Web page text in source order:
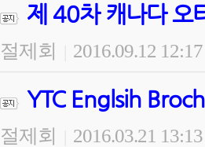
제 40차 캐나다
절제회 2016.09.12 12:17
YTC Englsih
절제회 2016.03.21 13:13